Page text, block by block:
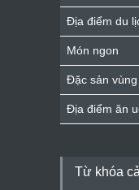
Địa điểm du
Món ngon
Đặc sản vùng
Địa điểm ăn
Từ khóa